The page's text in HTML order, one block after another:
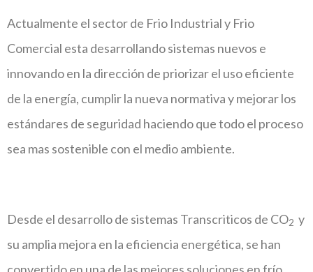
Actualmente el sector de Frio Industrial y Frio
Comercial esta desarrollando sistemas nuevos e
innovando en la dirección de priorizar el uso eficiente
de la energía, cumplir la nueva normativa y mejorar los
estándares de seguridad haciendo que todo el proceso
sea mas sostenible con el medio ambiente.
Desde el desarrollo de sistemas Transcriticos de CO2 y
su amplia mejora en la eficiencia energética, se han